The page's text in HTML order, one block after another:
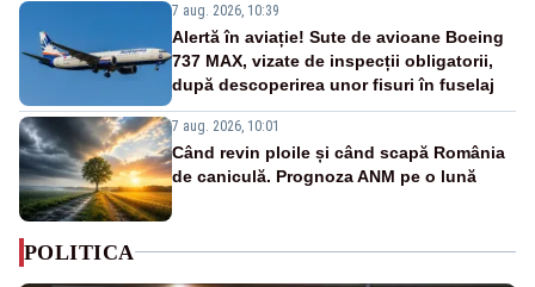
7 aug. 2026, 10:39
Alertă în aviație! Sute de avioane Boeing
737 MAX, vizate de inspecții obligatorii,
după descoperirea unor fisuri în fuselaj
7 aug. 2026, 10:01
Când revin ploile și când scapă România
de caniculă. Prognoza ANM pe o lună
POLITICA